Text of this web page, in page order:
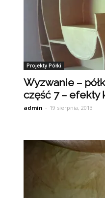
Projekty Półki
Wyzwanie –
część 7 – efekty
admin - 19 sierpnia, 2013